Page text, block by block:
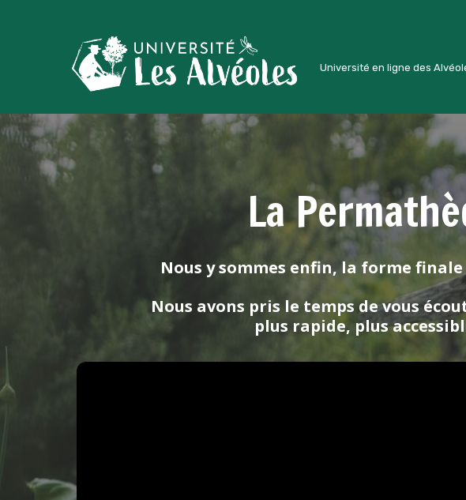
Université en ligne des
La
Nous y sommes enfin, la forme
Nous avons pris le temps de vous
plus rapide, plus